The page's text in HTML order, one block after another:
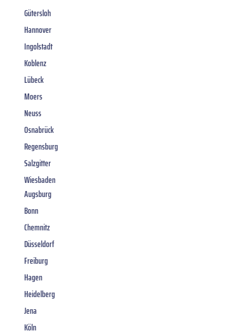
Gütersloh
Hannover
Ingolstadt
Koblenz
Lübeck
Moers
Neuss
Osnabrück
Regensburg
Salzgitter
Wiesbaden
Augsburg
Bonn
Chemnitz
Düsseldorf
Freiburg
Hagen
Heidelberg
Jena
Köln